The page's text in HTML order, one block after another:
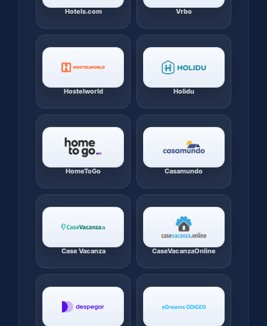
Hotels.com Vrbo
Hostelworld Holidu
HomeToGo Casamundo
Case Vacanza CaseVacanzaOnline